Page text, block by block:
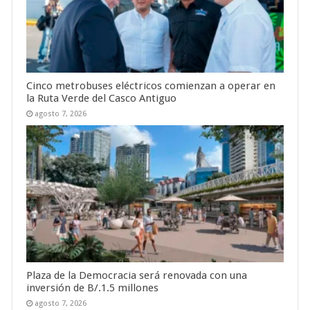
Cinco metrobuses eléctricos comienzan a operar en
la Ruta Verde del Casco Antiguo
agosto 7, 2026
Plaza de la Democracia será renovada con una
inversión de B/.1.5 millones
agosto 7, 2026